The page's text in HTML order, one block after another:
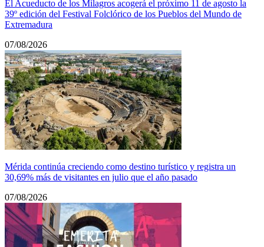
El Acueducto de los Milagros acogerá el próximo 11 de agosto la
39º edición del Festival Folclórico de los Pueblos del Mundo de
Extremadura
07/08/2026
Mérida continúa creciendo como destino turístico y registra un
30,69% más de visitantes en julio que el año pasado
07/08/2026